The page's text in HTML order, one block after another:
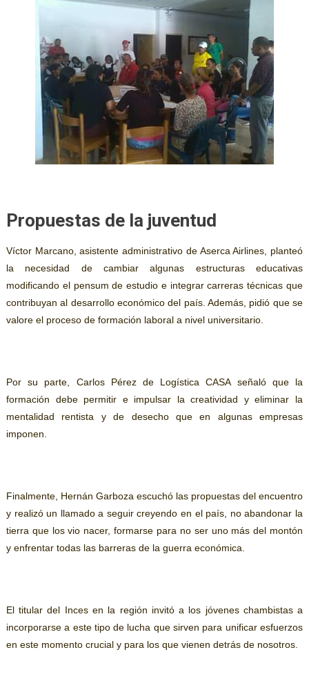
Propuestas de la juventud
Víctor Marcano, asistente administrativo de Aserca Airlines, planteó
la necesidad de cambiar algunas estructuras educativas
modificando el pensum de estudio e integrar carreras técnicas que
contribuyan al desarrollo económico del país.Además, pidió que se
valoreel proceso de formación laboral a nivel universitario.
Por su parte,
Carlos Pérez de Logística CASA señaló que la
formación debe permitir e impulsar la creatividad y eliminar la
mentalidad rentista y de desecho que en algunas empresas
imponen.
Finalmente, Hernán Garboza escuchó las propuestas del encuentro
y realizó un llamado a seguir creyendo en el país, no abandonar la
tierra que los vio nacer, formarse para no ser uno más del montón
y enfrentar todas las barreras dela guerra económica.
El titular del Inces en la región invitóa los jóvenes chambistasa
incorporarse a este tipo de lucha que sirven para unificar esfuerzos
en este momento crucial y para los que vienen detrás de nosotros.